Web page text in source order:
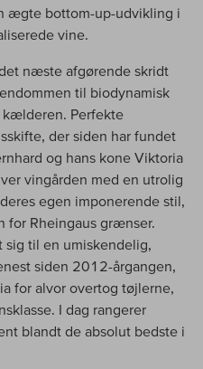
ægte bottom-up-udvikling i
vine.
næste afgørende skridt
til biodynamisk
Perfekte
der siden har fundet
og hans kone Viktoria
vingården med en utrolig
egen imponerende stil,
for Rheingaus grænser.
sig til en umiskendelig,
siden 2012-årgangen,
for alvor overtog tøjlerne,
I dag rangerer
blandt de absolut bedste i